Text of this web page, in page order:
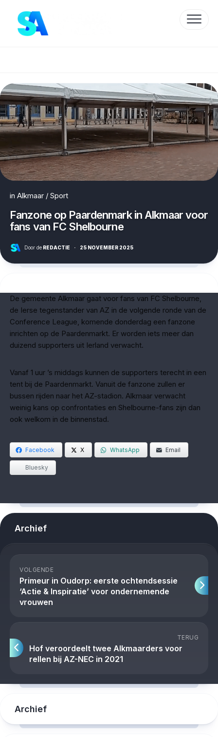
content
in Alkmaar / Sport
Fanzone op Paardenmark in Alkmaar voor
fans van FC Shelbourne
Door de REDACTIE · 25 NOVEMBER 2025
De gemeente Alkmaar gaat voor fans van FC Shelbourne,
de Ierse tegenstander van AZ in de volgende ronde van de
Conference League, komende donderdag een fanzone
inrichten op de Paardenmarkt. Er worden iets meer dan
duizend supporters uit Ierland verwacht.
Vanaf 1 uur ’s middags kunnen de supporters terecht in een
tent bij de Paardenmarkt. Vanuit de fanzone zullen er
bussen rijden naar het AZ-stadion. Alkmaar verwacht
weinig kans op confrontaties en Shelbourne-fans zijn dan
ook welkom in de binnenstad.
Facebook X WhatsApp Email
Bluesky
Archief
VOLGENDE
Primeur in Oudorp: eerste ochtendsessie
‘Actie & Inspiratie’ voor ondernemende
vrouwen
TERUG
Hof veroordeelt twee Alkmaarders voor
rellen bij AZ-NEC in 2021
Archief
Protected by WP Anti-Hacker